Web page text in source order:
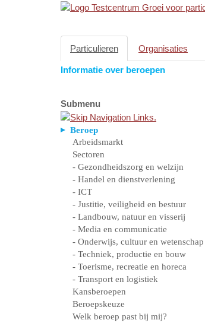
Particulieren Organisaties
Informatie over beroepen
Submenu
Beroep
Arbeidsmarkt
Sectoren
- Gezondheidszorg en welzijn
- Handel en dienstverlening
- ICT
- Justitie, veiligheid en bestuur
- Landbouw, natuur en visserij
- Media en communicatie
- Onderwijs, cultuur en wetenschap
- Techniek, productie en bouw
- Toerisme, recreatie en horeca
- Transport en logistiek
Kansberoepen
Beroepskeuze
Welk beroep past bij mij?